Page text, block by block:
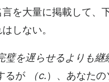
を大量に掲載して、
しない。
璧を遅らせるよりも
るが （c.）、あなた